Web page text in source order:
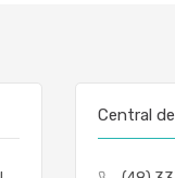
Central